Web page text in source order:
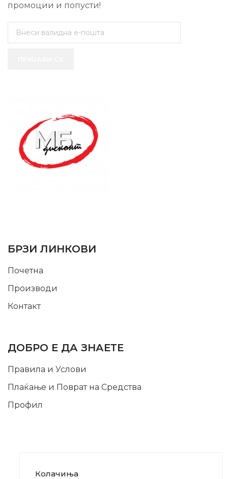
промоции и попусти!
БРЗИ ЛИНКОВИ
Почетна
Производи
Контакт
ДОБРО Е ДА ЗНАЕТЕ
Правила и Услови
Плаќање и Поврат на Средства
Профил
Колачиња